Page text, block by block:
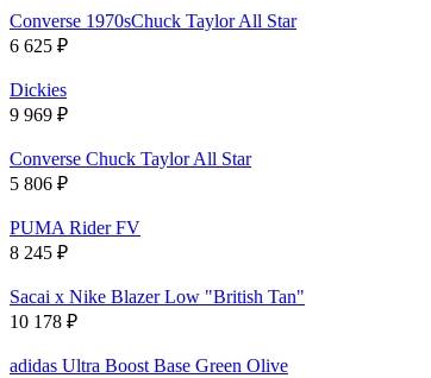
Converse 1970sChuck Taylor All Star
6 625 ₽
Dickies
9 969 ₽
Converse Chuck Taylor All Star
5 806 ₽
PUMA Rider FV
8 245 ₽
Sacai x Nike Blazer Low "British Tan"
10 178 ₽
adidas Ultra Boost Base Green Olive